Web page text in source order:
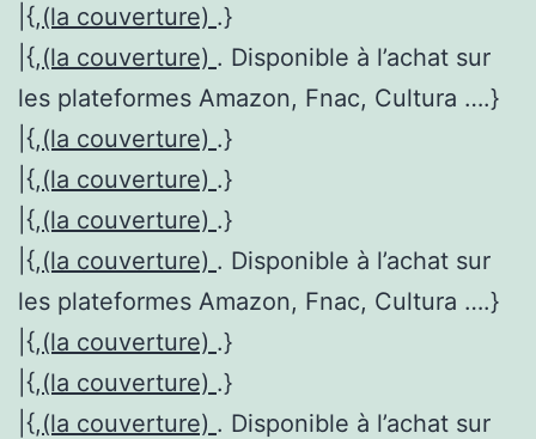
|{,(la couverture) .}
|{,(la couverture) . Disponible à l’achat sur
les plateformes Amazon, Fnac, Cultura ….}
|{,(la couverture) .}
|{,(la couverture) .}
|{,(la couverture) .}
|{,(la couverture) . Disponible à l’achat sur
les plateformes Amazon, Fnac, Cultura ….}
|{,(la couverture) .}
|{,(la couverture) .}
|{,(la couverture) . Disponible à l’achat sur